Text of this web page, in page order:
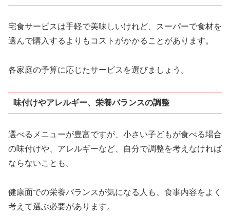
宅食サービスは手軽で美味しいけれど、スーパーで食材を
選んで購入するよりもコストがかかることがあります。
各家庭の予算に応じたサービスを選びましょう。
味付けやアレルギー、栄養バランスの調整
選べるメニューが豊富ですが、小さい子どもが食べる場合
の味付けや、アレルギーなど、自分で調整を考えなければ
ならないことも。
健康面での栄養バランスが気になる人も、食事内容をよく
考えて選ぶ必要があります。